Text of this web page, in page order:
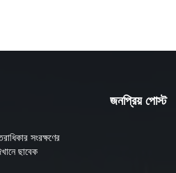
সংরক্ষণের
ছাবেক
জনপ্রিয় পোস্ট